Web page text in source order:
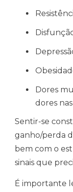
Dores
dores
Sentir-se
ganho/perda
bem com o
sinais que
É importante